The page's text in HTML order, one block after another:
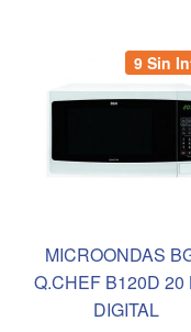
9 Sin
MICROONDAS
Q.CHEF B120D 20
DIGITAL